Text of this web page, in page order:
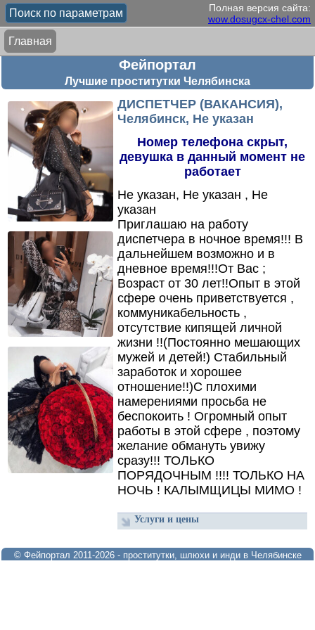
Полная версия сайта:
wow.dosugcx-chel.com
Поиск по параметрам
Главная
Фейпортал
Лучшие проститутки Челябинска
ДИСПЕТЧЕР (ВАКАНСИЯ),
Челябинск, Не указан
Номер телефона скрыт,
девушка в данный момент не
работает
Не указан, Не указан , Не
указан
Приглашаю на работу
диспетчера в ночное время!!! В
дальнейшем возможно и в
дневное время!!!От Вас ;
Возраст от 30 лет!!Опыт в этой
сфере очень приветствуется ,
коммуникабельность ,
отсутствие кипящей личной
жизни !!(Постоянно мешающих
мужей и детей!) Стабильный
заработок и хорошее
отношение!!)С плохими
намерениями просьба не
беспокоить ! Огромный опыт
работы в этой сфере , поэтому
желание обмануть увижу
сразу!!! ТОЛЬКО
ПОРЯДОЧНЫМ !!!! ТОЛЬКО НА
НОЧЬ ! КАЛЫМЩИЦЫ МИМО !
Услуги и цены
© Фейпортал 2011-2026 - проститутки, шлюхи и инди в Челябинске